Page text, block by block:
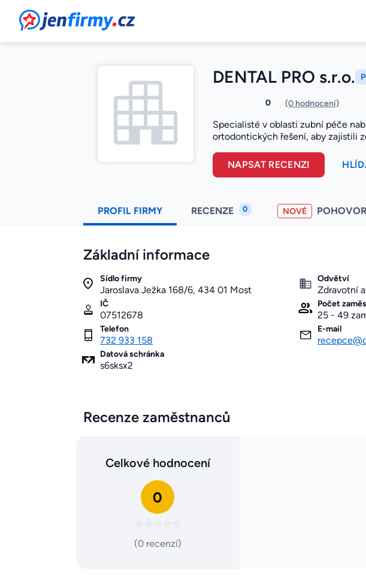
JenFirmy.cz
DENTAL PRO s.r.o.
0 (0 hodnocení)
Specialisté v oblasti zubní péče
ortodontických řešení, aby zajistili
NAPSAT RECENZI
PROFIL FIRMY RECENZE 0 NOVÉ
Základní informace
Sídlo firmy
Jaroslava Ježka 168/6, 434 01 Most
Odvětví
Zdravotní
IČ
07512678
Počet
25 - 49
Telefon
732 933 158
E-mail
Datová schránka
s6sksx2
Recenze zaměstnanců
Celkové hodnocení
0
(0 recenzí)